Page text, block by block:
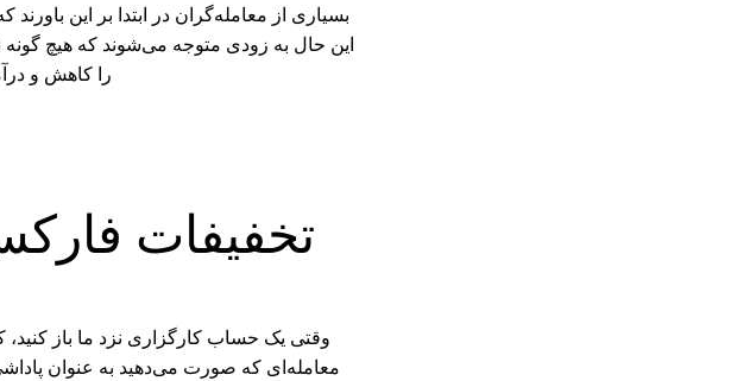
بسیاری از معامله‌گران در ابتدا بر این
این حال به زودی متوجه می‌شوند که هیچ گونه
را کاهش و
تخفیفات
وقتی یک حساب کارگزاری نزد ما باز
معامله‌ای که صورت می‌دهید به عنوان